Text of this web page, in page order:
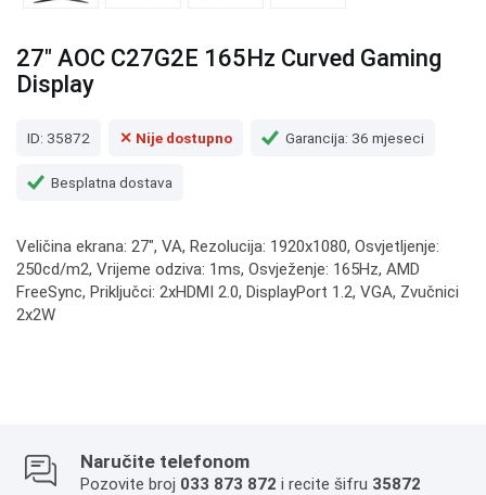
27" AOC C27G2E 165Hz Curved Gaming
Display
ID: 35872 ✕ Nije dostupno Garancija: 36 mjeseci
Besplatna dostava
Veličina ekrana: 27", VA, Rezolucija: 1920x1080, Osvjetljenje:
250cd/m2, Vrijeme odziva: 1ms, Osvježenje: 165Hz, AMD
FreeSync, Priključci: 2xHDMI 2.0, DisplayPort 1.2, VGA, Zvučnici
2x2W
Naručite telefonom
Pozovite broj 033 873 872 i recite šifru 35872